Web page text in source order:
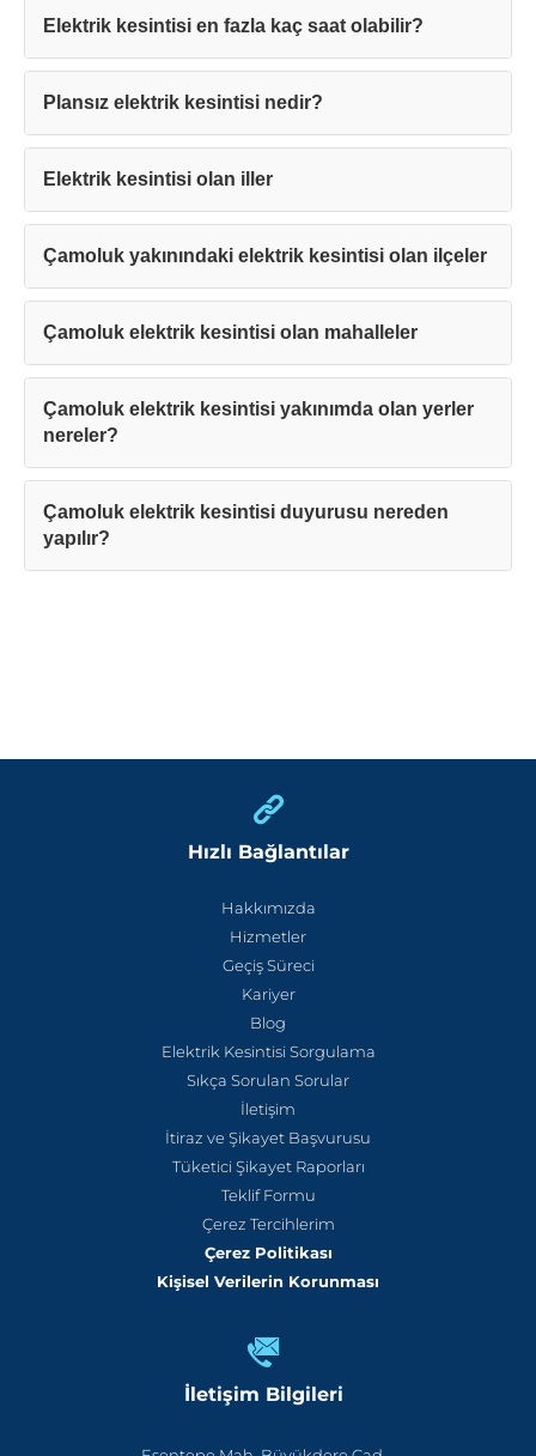
Elektrik kesintisi en fazla kaç saat olabilir?
Plansız elektrik kesintisi nedir?
Elektrik kesintisi olan iller
Çamoluk yakınındaki elektrik kesintisi olan ilçeler
Çamoluk elektrik kesintisi olan mahalleler
Çamoluk elektrik kesintisi yakınımda olan yerler
nereler?
Çamoluk elektrik kesintisi duyurusu nereden
yapılır?
Hızlı Bağlantılar
Hakkımızda
Hizmetler
Geçiş Süreci
Kariyer
Blog
Elektrik Kesintisi Sorgulama
Sıkça Sorulan Sorular
İletişim
İtiraz ve Şikayet Başvurusu
Tüketici Şikayet Raporları
Teklif Formu
Çerez Tercihlerim
Çerez Politikası
Kişisel Verilerin Korunması
İletişim Bilgileri
Teşekkürler!
Mesajınız başarıyla ulaştırıldı. En kısa
sürede sizinle iletişime geçilecektir.
Kapat